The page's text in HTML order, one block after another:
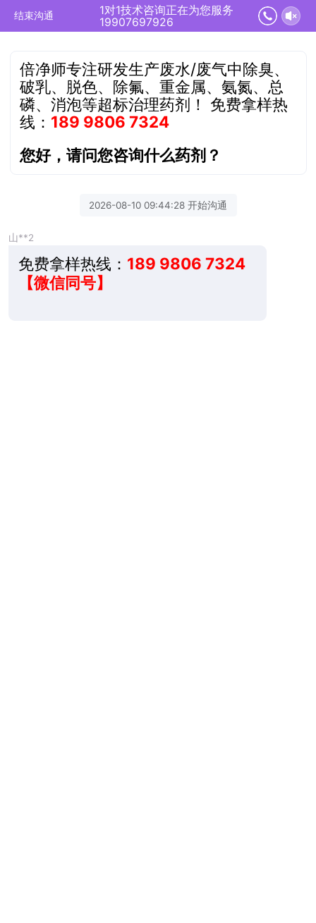
结束沟通
1对1技术咨询正在为您服务
19907697926
倍净师专注研发生产废水/废气中除臭、
破乳、脱色、除氟、重金属、氨氮、总
磷、消泡等超标治理药剂！ 免费拿样热
线： 189 9806 7324
您好，请问您咨询什么药剂？
2026-08-10 09:44:28 开始沟通
山**2
免费拿样热线： 189 9806 7324
【微信同号】